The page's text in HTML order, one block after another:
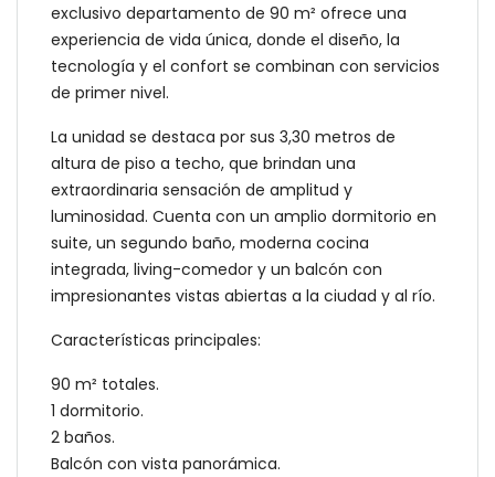
exclusivo departamento de 90 m² ofrece una
experiencia de vida única, donde el diseño, la
tecnología y el confort se combinan con servicios
de primer nivel.
La unidad se destaca por sus 3,30 metros de
altura de piso a techo, que brindan una
extraordinaria sensación de amplitud y
luminosidad. Cuenta con un amplio dormitorio en
suite, un segundo baño, moderna cocina
integrada, living-comedor y un balcón con
impresionantes vistas abiertas a la ciudad y al río.
Características principales:
90 m² totales.
1 dormitorio.
2 baños.
Balcón con vista panorámica.